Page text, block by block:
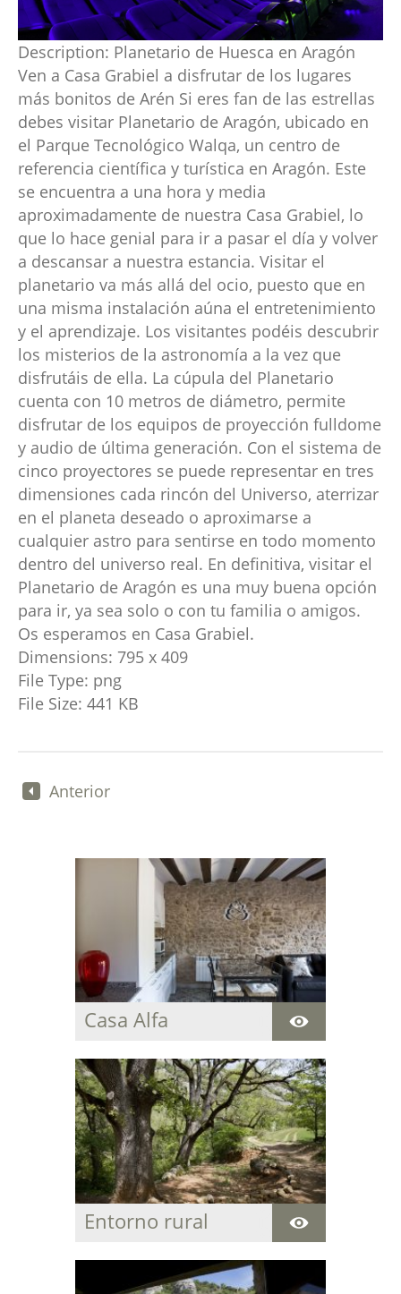
Description: Planetario de Huesca en Aragón
Ven a Casa Grabiel a disfrutar de los lugares
más bonitos de Arén Si eres fan de las estrellas
debes visitar Planetario de Aragón, ubicado en
el Parque Tecnológico Walqa, un centro de
referencia científica y turística en Aragón. Este
se encuentra a una hora y media
aproximadamente de nuestra Casa Grabiel, lo
que lo hace genial para ir a pasar el día y volver
a descansar a nuestra estancia. Visitar el
planetario va más allá del ocio, puesto que en
una misma instalación aúna el entretenimiento
y el aprendizaje. Los visitantes podéis descubrir
los misterios de la astronomía a la vez que
disfrutáis de ella. La cúpula del Planetario
cuenta con 10 metros de diámetro, permite
disfrutar de los equipos de proyección fulldome
y audio de última generación. Con el sistema de
cinco proyectores se puede representar en tres
dimensiones cada rincón del Universo, aterrizar
en el planeta deseado o aproximarse a
cualquier astro para sentirse en todo momento
dentro del universo real. En definitiva, visitar el
Planetario de Aragón es una muy buena opción
para ir, ya sea solo o con tu familia o amigos.
Os esperamos en Casa Grabiel.
Dimensions: 795 x 409
File Type: png
File Size: 441 KB
Anterior
Casa Alfa
centenaria para
descansar y disfrutar
de la paz y del entorno
natural que rodea la
estancia.
Entorno rural